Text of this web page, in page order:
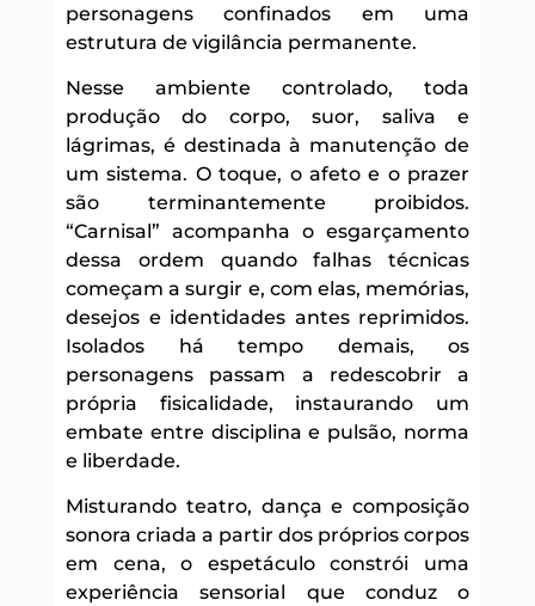
personagens confinados em uma
estrutura de vigilância permanente.
Nesse ambiente controlado, toda
produção do corpo, suor, saliva e
lágrimas, é destinada à manutenção de
um sistema. O toque, o afeto e o prazer
são terminantemente proibidos.
“Carnisal” acompanha o esgarçamento
dessa ordem quando falhas técnicas
começam a surgir e, com elas, memórias,
desejos e identidades antes reprimidos.
Isolados há tempo demais, os
personagens passam a redescobrir a
própria fisicalidade, instaurando um
embate entre disciplina e pulsão, norma
e liberdade.
Misturando teatro, dança e composição
sonora criada a partir dos próprios corpos
em cena, o espetáculo constrói uma
experiência sensorial que conduz o